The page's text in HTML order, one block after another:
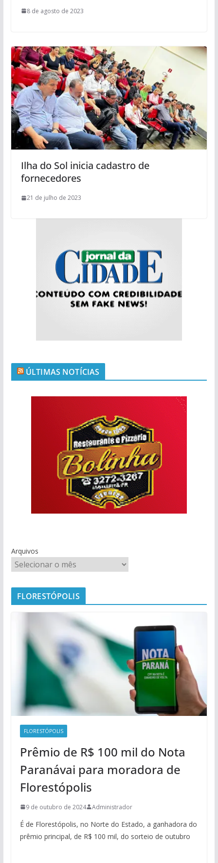
8 de agosto de 2023
Ilha do Sol inicia cadastro de
fornecedores
21 de julho de 2023
ÚLTIMAS NOTÍCIAS
Arquivos
FLORESTÓPOLIS
FLORESTÓPOLIS
Prêmio de R$ 100 mil do Nota
Paranávai para moradora de
Florestópolis
9 de outubro de 2024 Administrador
É de Florestópolis, no Norte do Estado, a ganhadora do
prêmio principal, de R$ 100 mil, do sorteio de outubro